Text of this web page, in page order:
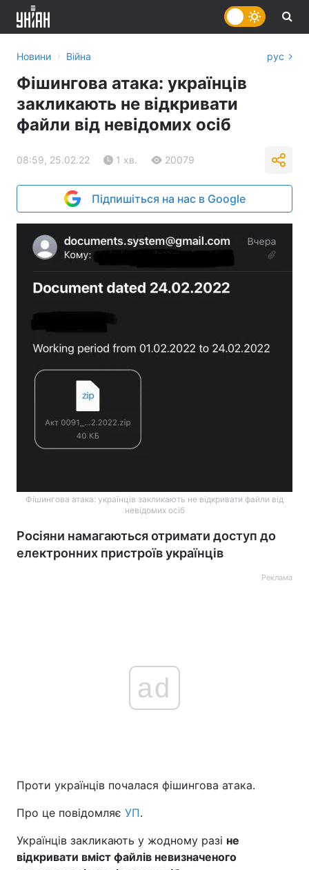
Війна
Політика
Здоров'я Туризм
Новини › Війна рус
Фішингова атака: українців
закликають не відкривати
файли від невідомих осіб
08:59, 25.02.22 1 хв. 20079
Підпишіться на нас в Google
Фішингова атака: українців закликають не відкривати файли від
невідомих осіб
Росіяни намагаються отримати доступ до
електронних пристроїв українців
Реклама
ad
Проти українців почалася фішингова атака.
Про це повідомляє УП.
Українців закликають у жодному разі не
відкривати вміст файлів невизначеного